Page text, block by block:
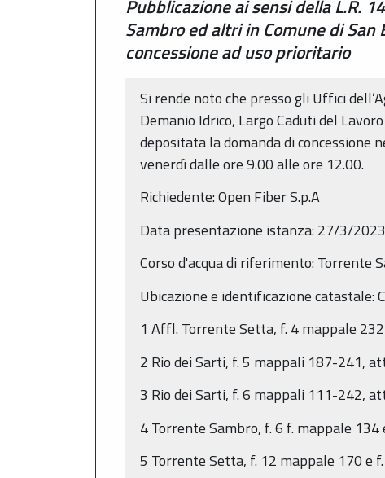
Pubblicazione ai sensi della L.R.
Sambro ed altri in Comune di
concessione ad uso prioritario
Si rende noto che presso gli Uffici
Demanio Idrico, Largo Caduti del
depositata la domanda di concessione
venerdì dalle ore 9.00 alle ore 12.00.
Richiedente: Open Fiber S.p.A
Data presentazione istanza: 27/3/2023
Corso d'acqua di riferimento: Torrente
Ubicazione e identificazione catastale:
1 Affl. Torrente Setta, f. 4 mappale
2 Rio dei Sarti, f. 5 mappali 187-241,
3 Rio dei Sarti, f. 6 mappali 111-242,
4 Torrente Sambro, f. 6 f. mappale
5 Torrente Setta, f. 12 mappale 170 e